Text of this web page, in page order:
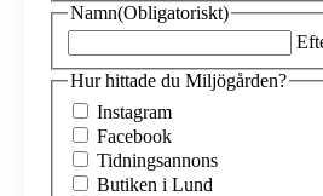
Namn(Obligatoriskt)
Hur hittade du Miljögården?
Instagram
Facebook
Tidningsannons
Butiken i Lund